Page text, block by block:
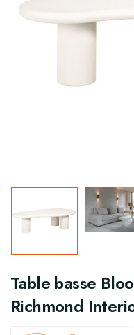
Table basse
Richmond